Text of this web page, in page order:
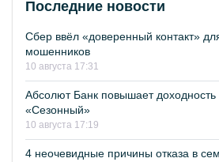
Последние новости
Сбер ввёл «доверенный контакт»
мошенников
10 августа 17:31
Абсолют Банк повышает доходность
«Сезонный»
10 августа 17:19
4 неочевидные причины отказа в